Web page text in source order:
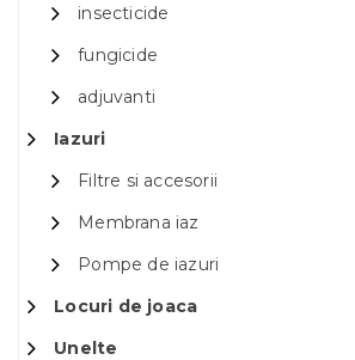
insecticide
fungicide
adjuvanti
Iazuri
Filtre si accesorii
Membrana iaz
Pompe de iazuri
Locuri de joaca
Unelte